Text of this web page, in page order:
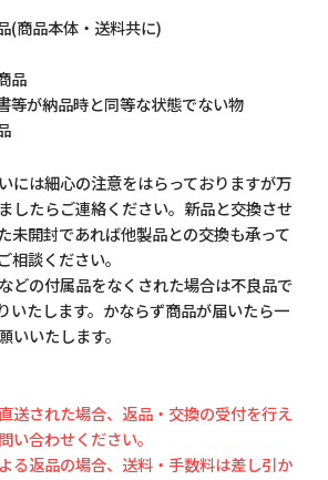
(商品本体・送料共に)
品
等が納品時と同等な状態でない物
には細心の注意をはらっておりますが万
したらご連絡ください。新品と交換させ
未開封であれば他製品との交換も承って
相談ください。
どの付属品をなくされた場合は不良品で
いたします。かならず商品が届いたら一
いいたします。
送された場合、返品・交換の受付を行え
い合わせください。
る返品の場合、送料・手数料は差し引か